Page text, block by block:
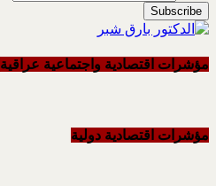
مؤشرات اقتصادية واجتماعية عراقية
مؤشرات اقتصادية دولية